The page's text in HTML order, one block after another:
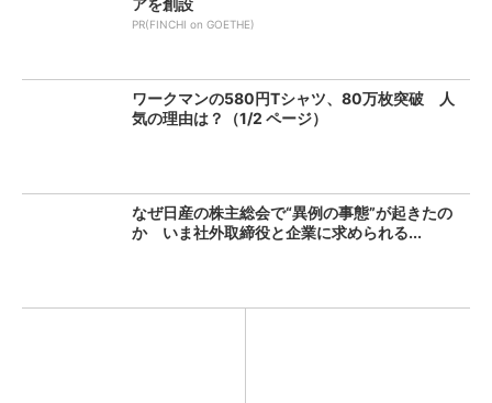
アを創設
PR(FINCHI on GOETHE)
ワークマンの580円Tシャツ、80万枚突破 人
気の理由は？（1/2 ページ）
なぜ日産の株主総会で“異例の事態”が起きたの
か いま社外取締役と企業に求められる...